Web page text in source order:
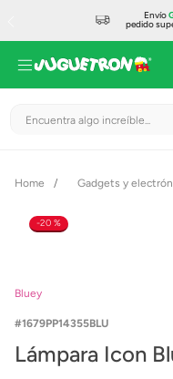
Envío
pedido
Encuentra algo increíble...
Gadgets y
20 %
Bluey
1679PP14355BLU
Lámpara Icon